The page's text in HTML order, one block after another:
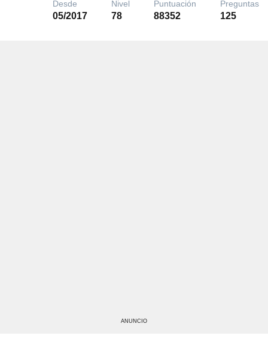
Desde
05/2017
Nivel
78
Puntuación
88352
Preguntas
125
ANUNCIO